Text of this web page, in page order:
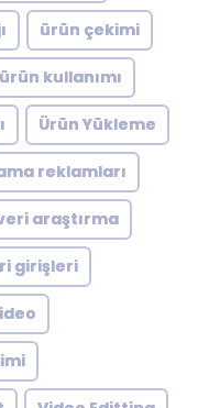
ürün çekimi
ürün kullanımı
Ürün Yükleme
reklamları
araştırma
girişleri